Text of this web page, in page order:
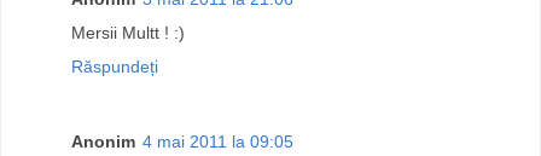
Mersii Multt ! :)
Răspundeți
Anonim 4 mai 2011 la 09:05